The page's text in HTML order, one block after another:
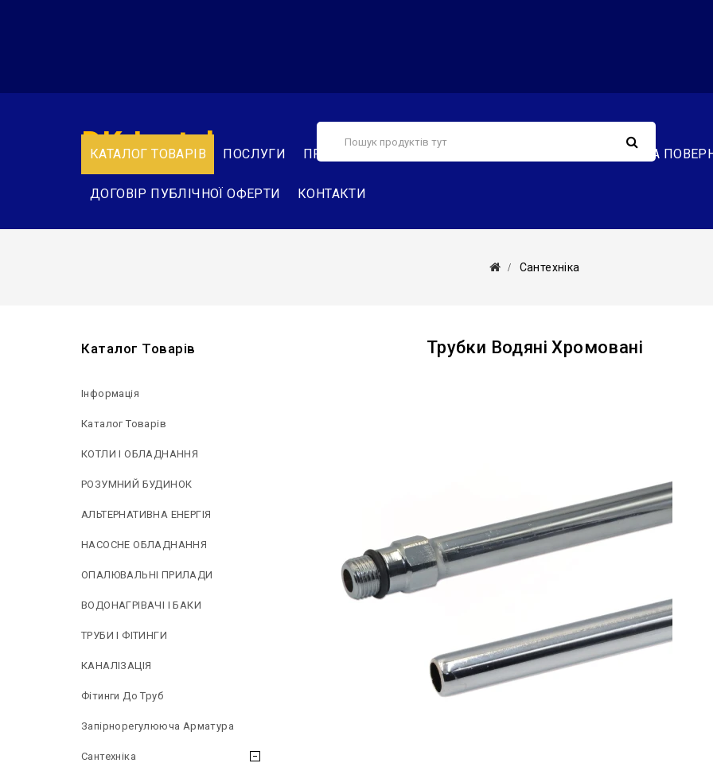
КАТАЛОГ ТОВАРІВ ПОСЛУГИ ПРО НАС ОБМІН ТА
ДОГОВІР ПУБЛІЧНОЇ ОФЕРТИ КОНТАКТИ
DK-Instal
Сантехніка
Каталог Товарів
Інформація
Каталог Товарів
КОТЛИ І ОБЛАДНАННЯ
РОЗУМНИЙ БУДИНОК
АЛЬТЕРНАТИВНА ЕНЕРГІЯ
НAСОСНЕ ОБЛАДНАННЯ
ОПАЛЮВАЛЬНІ ПРИЛАДИ
ВОДОНАГРІВАЧІ І БАКИ
ТРУБИ І ФІТИНГИ
КАНАЛІЗАЦІЯ
Фітинги До Труб
Запірнорегулююча Арматура
Сантехніка
Трубки Водяні Хромовані